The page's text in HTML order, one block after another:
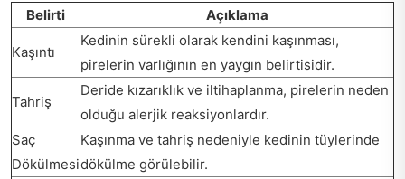
Belirti Açıklama
Kaşıntı
Kedinin sürekli olarak kendini kaşınması,
pirelerin varlığının en yaygın belirtisidir.
Tahriş
Deride kızarıklık ve iltihaplanma, pirelerin neden
olduğu alerjik reaksiyonlardır.
Saç
Dökülmesi
Kaşınma ve tahriş nedeniyle kedinin tüylerinde
dökülme görülebilir.